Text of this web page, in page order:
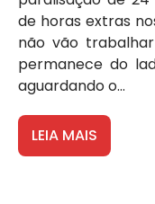
de horas extras
não vão
permanece do
aguardando o...
LEIA MAIS